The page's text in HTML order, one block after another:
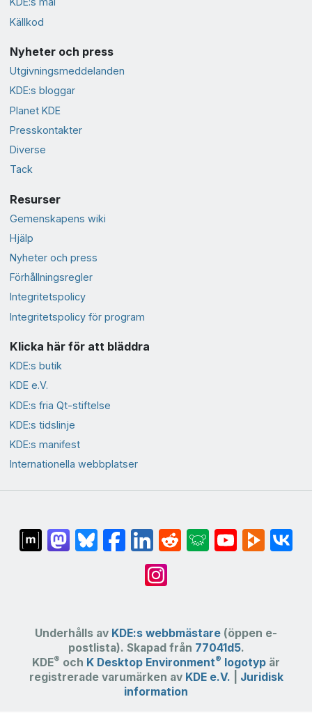
Källkod
Nyheter och press
Utgivningsmeddelanden
KDE:s bloggar
Planet KDE
Presskontakter
Diverse
Tack
Resurser
Gemenskapens wiki
Hjälp
Nyheter och press
Förhållningsregler
Integritetspolicy
Integritetspolicy för program
Klicka här för att bläddra
KDE:s butik
KDE e.V.
KDE:s fria Qt-stiftelse
KDE:s tidslinje
KDE:s manifest
Internationella webbplatser
Underhålls av KDE:s webbmästare (öppen e-
postlista). Skapad från 77041d5.
KDE® och K Desktop Environment® logotyp är
registrerade varumärken av KDE e.V.
Juridisk
information